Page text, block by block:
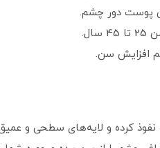
پوست دور چشم.
افزایش سن.
کرده و لایه‌های سطحی و